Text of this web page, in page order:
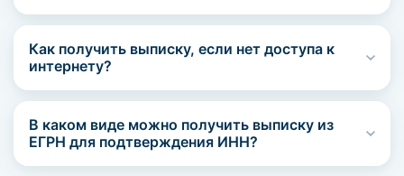
Как получить выписку, если нет доступа к
интернету?
В каком виде можно получить выписку из
ЕГРН для подтверждения ИНН?